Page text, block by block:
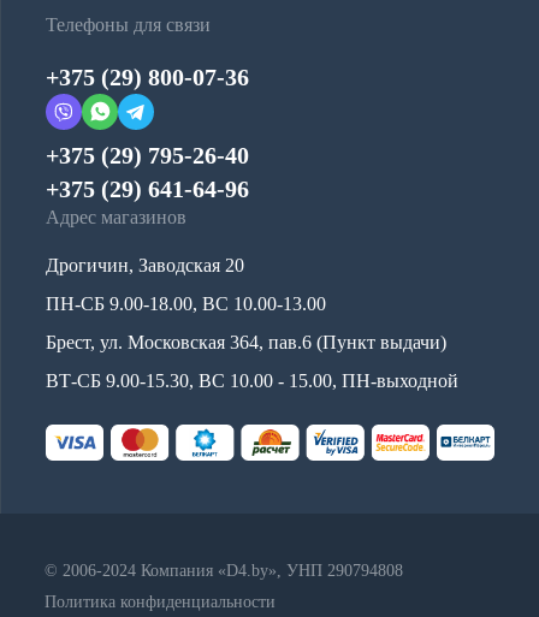
Телефоны для связи
+375 (29) 800-07-36
+375 (29) 795-26-40
+375 (29) 641-64-96
Адрес магазинов
Дрогичин, Заводская 20
ПН-СБ 9.00-18.00, ВС 10.00-13.00
Брест, ул. Московская 364, пав.6 (Пункт выдачи)
ВТ-СБ 9.00-15.30, ВС 10.00 - 15.00, ПН-выходной
© 2006-2024 Компания «D4.by», УНП 290794808
Политика конфиденциальности